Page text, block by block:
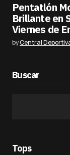
Pentatlón
Brillante en
Viernes de
byCentral
Buscar
Tops